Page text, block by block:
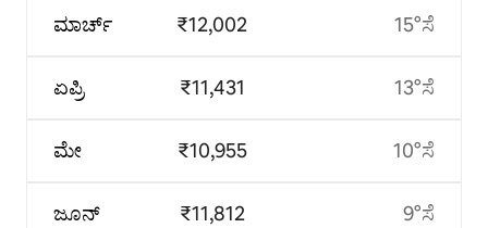
ಮಾರ್ಚ್
ಏಪ್ರಿ
ಮೇ
ಜೂನ್
₹12,002
₹11,431
₹10,955
₹11,812
15°ಸೆ
13°ಸೆ
10°ಸೆ
9°ಸೆ